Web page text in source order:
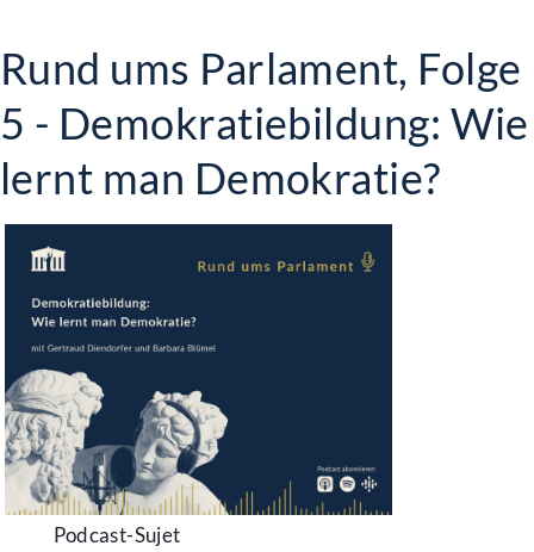
Rund ums Parlament, Folge
5 - Demokratiebildung: Wie
lernt man Demokratie?
Podcast-Sujet